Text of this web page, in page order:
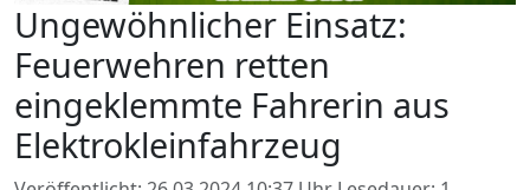
Ungewöhnlicher Einsatz:
Feuerwehren retten
eingeklemmte Fahrerin aus
Elektrokleinfahrzeug